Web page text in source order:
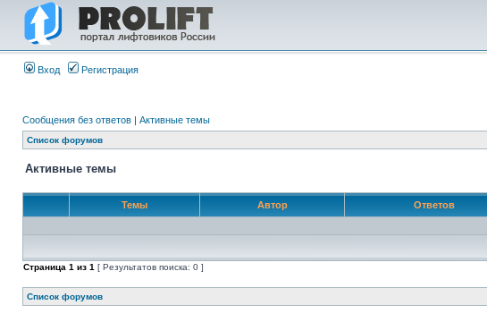
Вход Регистрация
Сообщения без ответов | Активные темы
Список форумов
Активные темы
Темы Автор Ответов
Страница 1 из 1 [ Результатов поиска: 0 ]
Список форумов